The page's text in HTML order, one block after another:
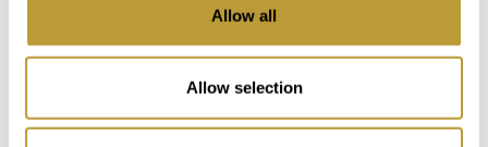
Allow all
Allow selection
13.900.000 €
1.054 m2 1.275 m2